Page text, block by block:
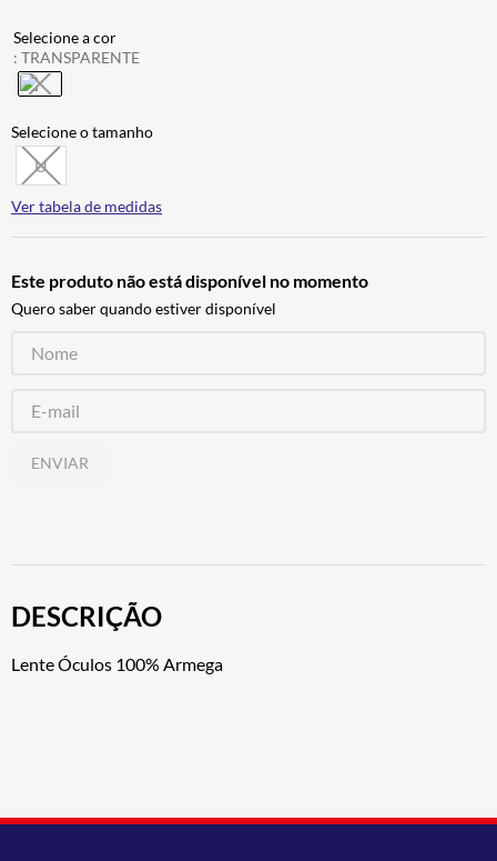
: TRANSPARENTE
U
Ver tabela de medidas
Este produto não está disponível no momento
Quero saber quando estiver disponível
ENVIAR
DESCRIÇÃO
Lente Óculos 100% Armega
8º ALPINESTAR
9º
10º BOTAS